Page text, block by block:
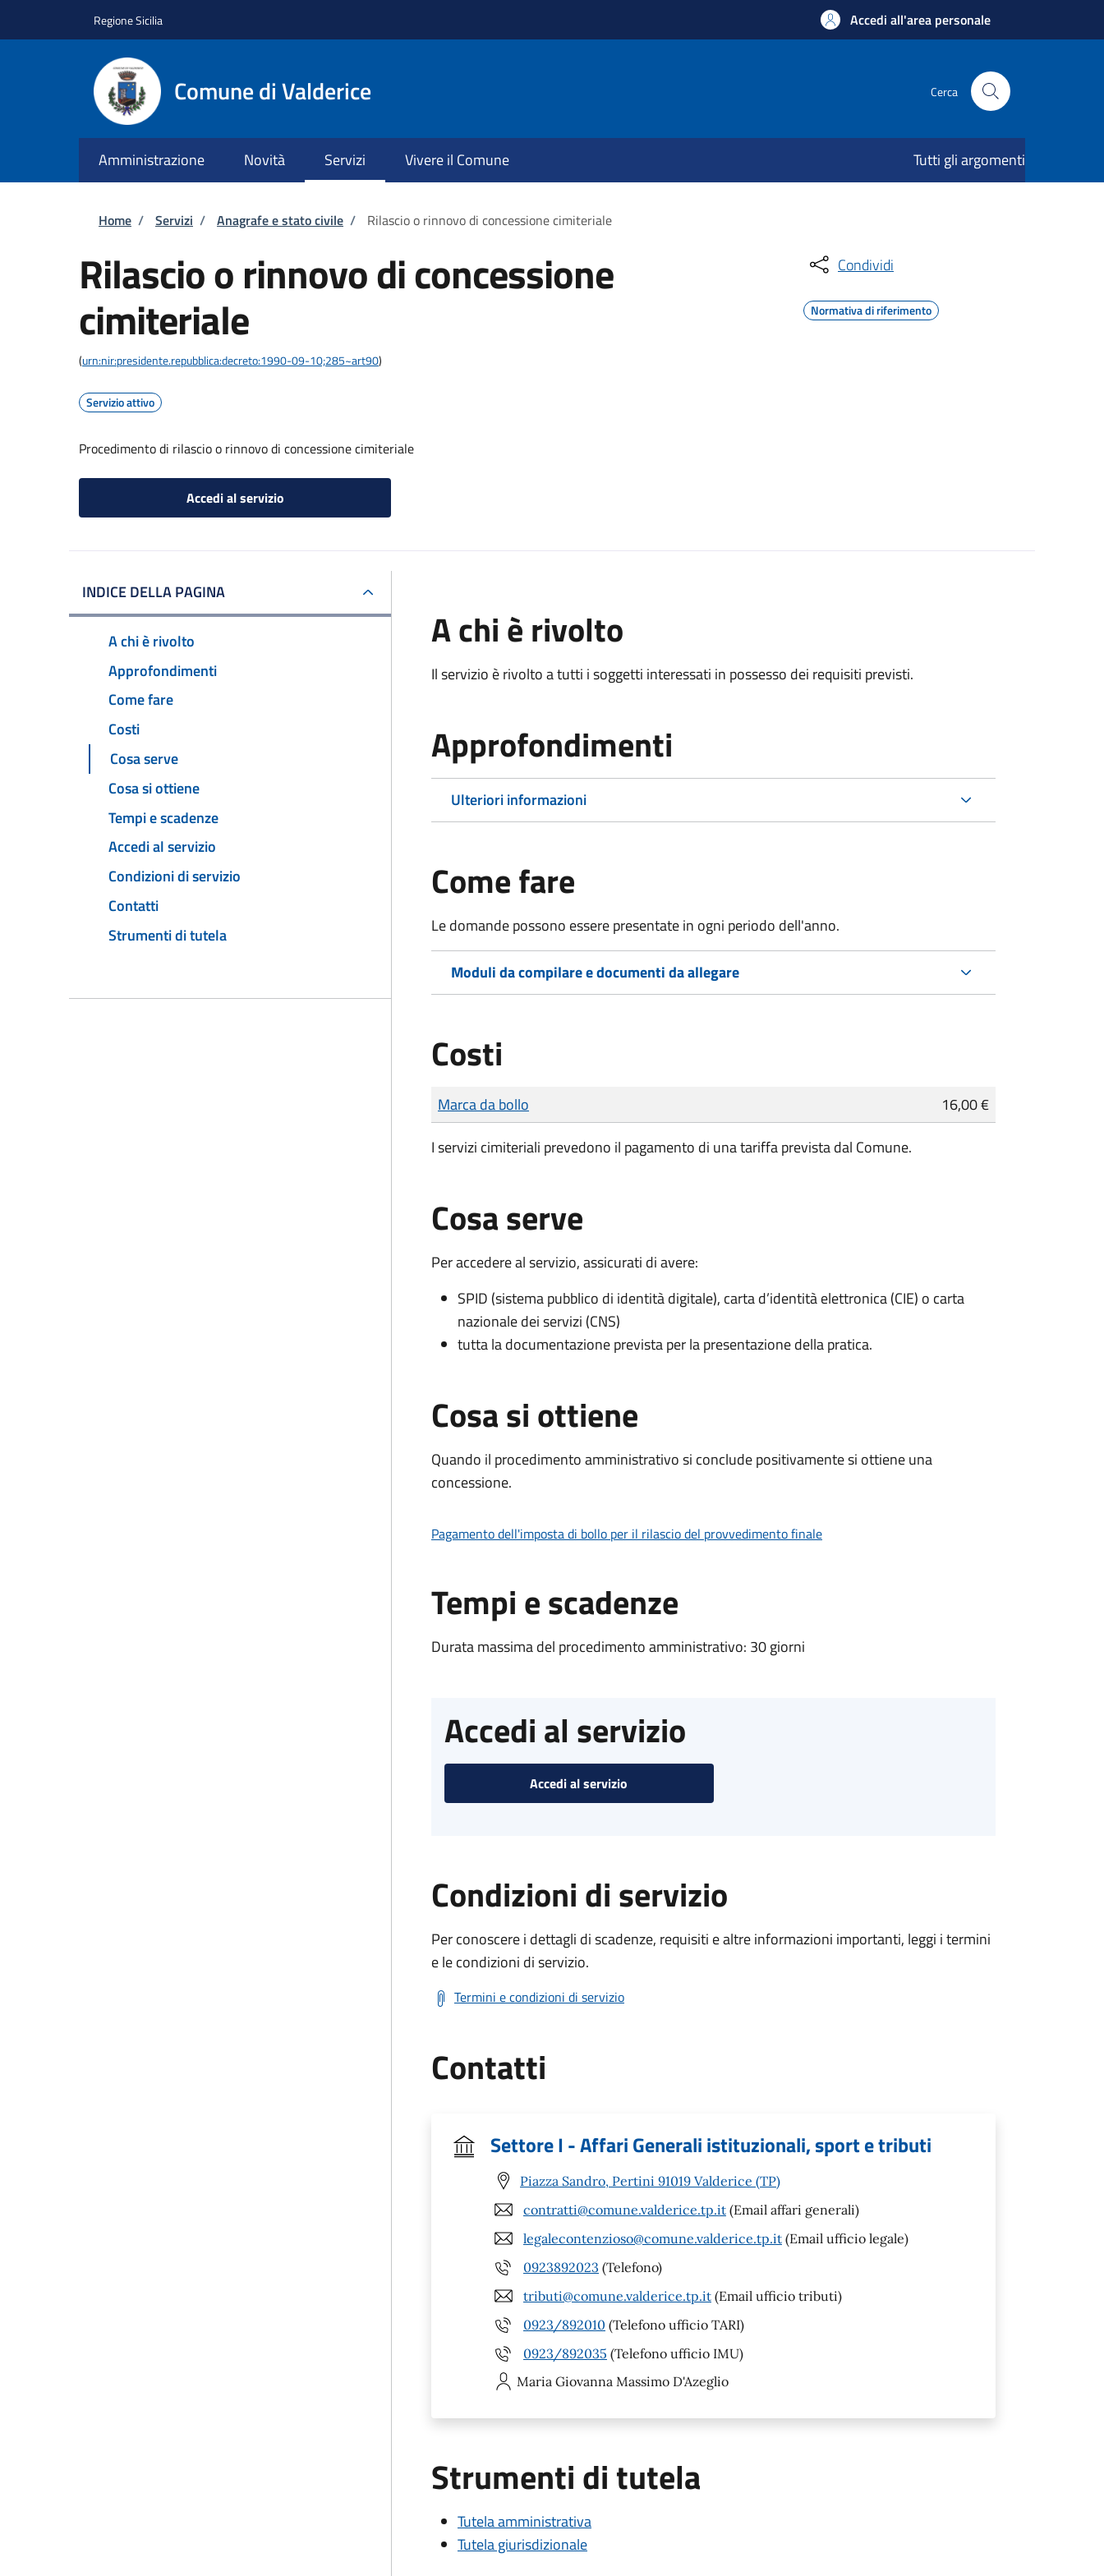
Regione Sicilia Accedi all'area personale
Comune di Valderice Cerca
Amministrazione Novità Servizi Vivere il Comune Tutti gli argomenti
Briciole di pane
Home / Servizi / Anagrafe e stato civile / Rilascio o rinnovo di concessione cimiteriale
Rilascio o rinnovo di concessione
cimiteriale
(urn:nir:presidente.repubblica:decreto:1990-09-10;285~art90)
Servizio attivo
Procedimento di rilascio o rinnovo di concessione cimiteriale
Accedi al servizio
Condividi
Normativa di riferimento
INDICE DELLA PAGINA
A chi è rivolto
Approfondimenti
Come fare
Costi
Cosa serve
Cosa si ottiene
Tempi e scadenze
Accedi al servizio
Condizioni di servizio
Contatti
Strumenti di tutela
A chi è rivolto
Il servizio è rivolto a tutti i soggetti interessati in possesso dei requisiti previsti.
Approfondimenti
Ulteriori informazioni
Come fare
Le domande possono essere presentate in ogni periodo dell'anno.
Moduli da compilare e documenti da allegare
Costi
Tipo di pagamento
Importo
Marca da bollo
16,00 €
I servizi cimiteriali prevedono il pagamento di una tariffa prevista dal Comune.
Cosa serve
Per accedere al servizio, assicurati di avere:
SPID (sistema pubblico di identità digitale), carta d’identità elettronica (CIE) o carta
nazionale dei servizi (CNS)
tutta la documentazione prevista per la presentazione della pratica.
Cosa si ottiene
Quando il procedimento amministrativo si conclude positivamente si ottiene una
concessione.
Pagamento dell'imposta di bollo per il rilascio del provvedimento finale
Tempi e scadenze
Durata massima del procedimento amministrativo: 30 giorni
Accedi al servizio
Accedi al servizio
Condizioni di servizio
Per conoscere i dettagli di scadenze, requisiti e altre informazioni importanti, leggi i termini
e le condizioni di servizio.
Termini e condizioni di servizio
Contatti
Settore I - Affari Generali istituzionali, sport e tributi
Piazza Sandro, Pertini 91019 Valderice (TP)
contratti@comune.valderice.tp.it (Email affari generali)
legalecontenzioso@comune.valderice.tp.it (Email ufficio legale)
0923892023 (Telefono)
tributi@comune.valderice.tp.it (Email ufficio tributi)
0923/892010 (Telefono ufficio TARI)
0923/892035 (Telefono ufficio IMU)
Maria Giovanna Massimo D'Azeglio
Strumenti di tutela
Tutela amministrativa
Tutela giurisdizionale